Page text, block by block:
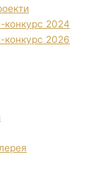
конкурс 2024
конкурс 2026